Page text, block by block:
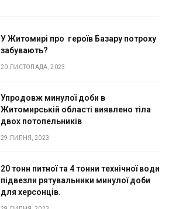
У Житомирі про героїв Базару потроху
забувають?
20 ЛИСТОПАДА, 2023
Упродовж минулої доби в
Житомирській області виявлено тіла
двох потопельників
29 ЛИПНЯ, 2023
20 тонн питної та 4 тонни технічної води
підвезли рятувальники минулої доби
для херсонців.